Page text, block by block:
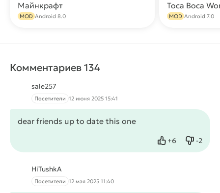
Майнкрафт
MOD Android 8.0
Toca Boca
MOD Android 7.0
Комментариев 134
sale257
Посетители 12 июня 2025 15:41
dear friends up to date this one
+6
Нравится -2
Не
HiTushkA
Посетители 12 мая 2025 11:40